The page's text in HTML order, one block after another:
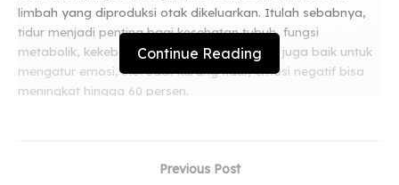
limbah yang diproduksi otak dikeluarkan. Itulah sebabnya,
tidur menjadi penting bagi kesehatan tubuh, fungsi
metabolik, kekebalan tubuh, dan otak. Tidur juga baik untuk
mengatur emosi, lho. Saat kurang tidur, emosi negatif bisa
meningkat hingga 60 persen.
Mengenal Londo Ireng
Continue Reading
Previous Post